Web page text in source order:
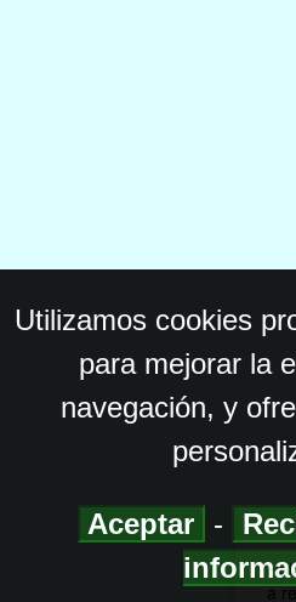
Utilizamos cookies
para mejorar la
navegación, y
Aceptar -